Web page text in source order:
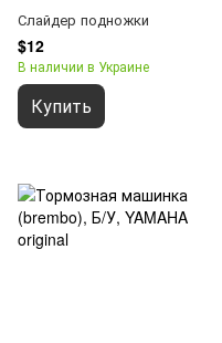
Слайдер подножки
$12
В наличии в Украине
Купить